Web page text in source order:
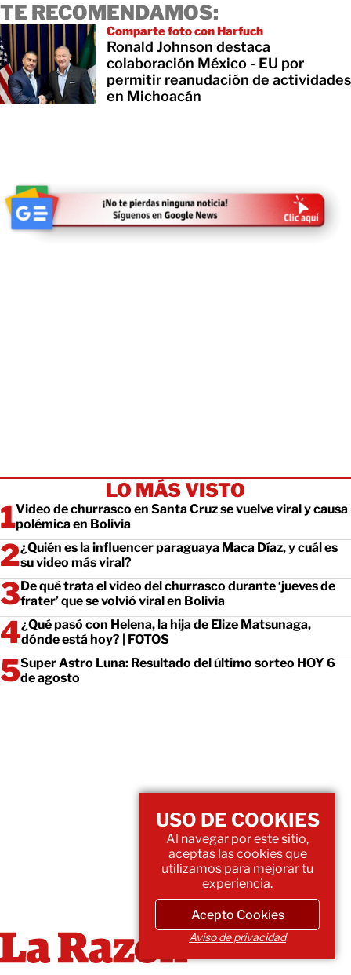
TE RECOMENDAMOS:
Comparte foto con Harfuch
Ronald Johnson destaca
colaboración México - EU por
permitir reanudación de actividades
en Michoacán
LO MÁS VISTO
Video de churrasco en Santa Cruz se vuelve viral y causa
polémica en Bolivia
¿Quién es la influencer paraguaya Maca Díaz, y cuál es
su video más viral?
De qué trata el video del churrasco durante ‘jueves de
frater’ que se volvió viral en Bolivia
¿Qué pasó con Helena, la hija de Elize Matsunaga,
dónde está hoy? | FOTOS
Super Astro Luna: Resultado del último sorteo HOY 6
de agosto
USO DE COOKIES
Al navegar por este sitio,
aceptas las cookies que
utilizamos para mejorar tu
experiencia.
Acepto Cookies
Aviso de privacidad